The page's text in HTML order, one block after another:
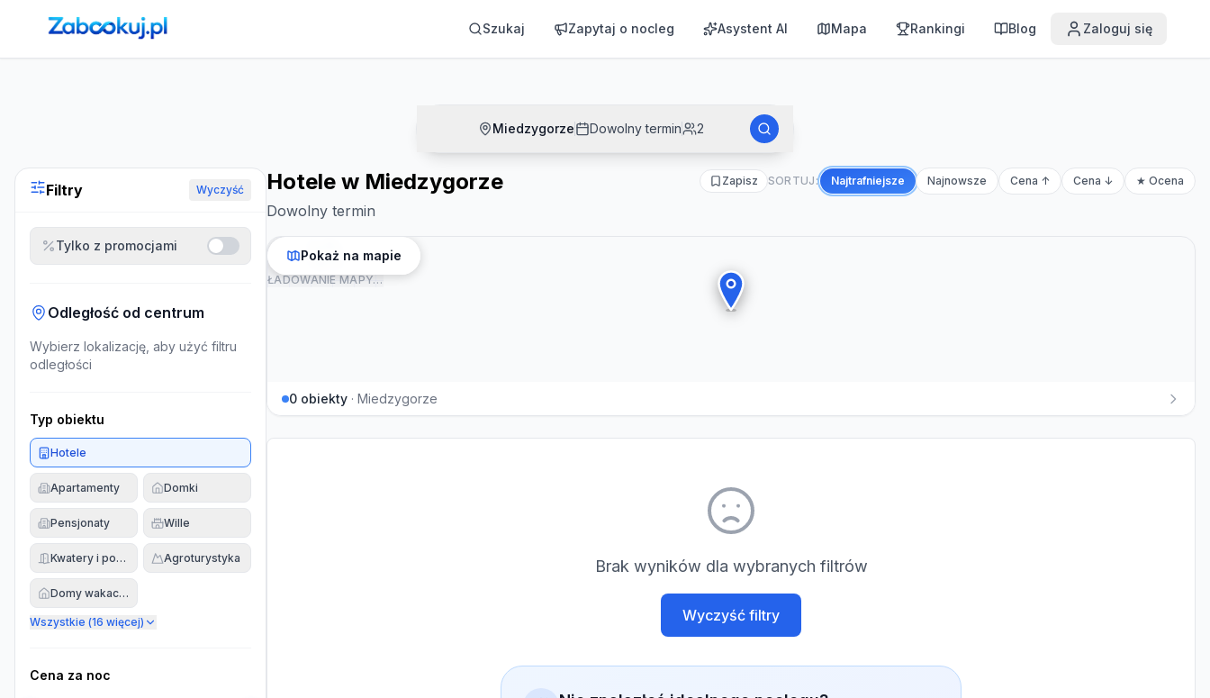
Strona główna ›Noclegi Szukaj Zapytaj o nocleg Asystent AI Mapa Rankingi Blog Zaloguj się
Miedzygorze Dowolny termin 2
Filtry Wyczyść
Tylko z promocjami
Odległość od centrum
Wybierz lokalizację, aby użyć filtru
odległości
Typ obiektu
Hotele
Apartamenty Domki
Pensjonaty Wille
Kwatery i pokoje Agroturystyka
Domy wakacyjne
Wszystkie (16 więcej)
Cena za noc
Hotele w Miedzygorze
Dowolny termin
Zapisz SORTUJ: Najtrafniejsze Najnowsze Cena ↑ Cena ↓ ★ Ocena
ŁADOWANIE MAPY…
Pokaż na mapie
0 obiekty · Miedzygorze
Brak wyników dla wybranych filtrów
Wyczyść filtry